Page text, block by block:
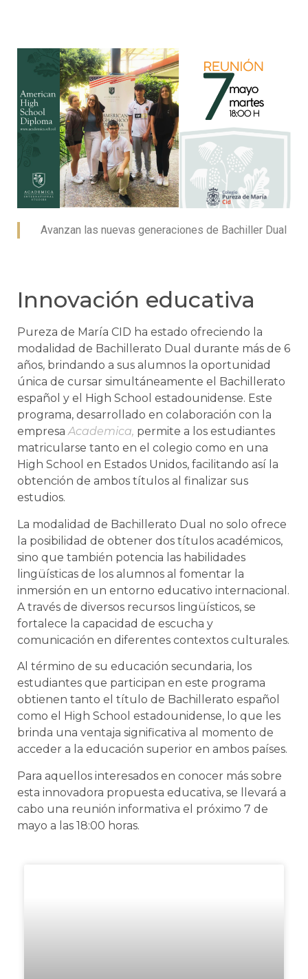
Avanzan las nuevas generaciones de Bachiller Dual
Innovación educativa
Pureza de María CID ha estado ofreciendo la
modalidad de Bachillerato Dual durante más de 6
años, brindando a sus alumnos la oportunidad
única de cursar simultáneamente el Bachillerato
español y el High School estadounidense. Este
programa, desarrollado en colaboración con la
empresaAcademica, permite a los estudiantes
matricularse tanto en el colegio como en una
High School en Estados Unidos, facilitando así la
obtención de ambos títulos al finalizar sus
estudios.
La modalidad de Bachillerato Dual no solo ofrece
la posibilidad de obtener dos títulos académicos,
sino que también potencia las habilidades
lingüísticas de los alumnos al fomentar la
inmersión en un entorno educativo internacional.
A través de diversos recursos lingüísticos, se
fortalece la capacidad de escucha y
comunicación en diferentes contextos culturales.
Al término de su educación secundaria, los
estudiantes que participan en este programa
obtienen tanto el título de Bachillerato español
como el High School estadounidense, lo que les
brinda una ventaja significativa al momento de
acceder a la educación superior en ambos países.
Para aquellos interesados en conocer más sobre
esta innovadora propuesta educativa, se llevará a
cabo una reunión informativa el próximo 7 de
mayo a las 18:00 horas.